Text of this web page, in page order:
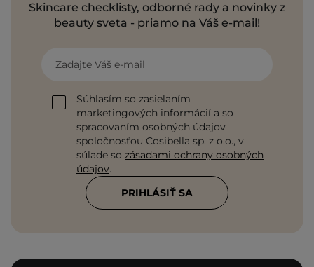
Skincare checklisty, odborné rady a novinky z
beauty sveta - priamo na Váš e-mail!
Zadajte Váš e-mail
Súhlasím so zasielaním
marketingových informácií a so
spracovaním osobných údajov
spoločnosťou Cosibella sp. z o.o., v
súlade so zásadami ochrany osobných
údajov.
PRIHLÁSIŤ SA